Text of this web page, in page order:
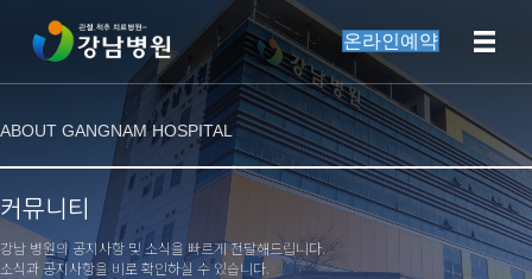
온라인예약
ABOUT GANGNAM HOSPITAL
커뮤니티
강남 병원의 공지사항 및 소식을 빠르게 전달해드립니다.
소식과 공지사항을 비로 확인하실 수 있습니다.